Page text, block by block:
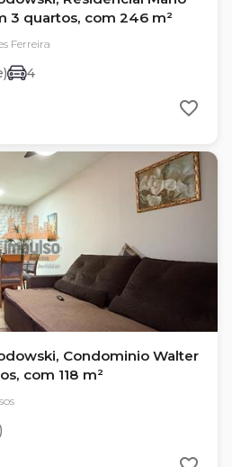
3 quartos, com 246 m²
Ferreira
4
Condominio Walter
com 118 m²